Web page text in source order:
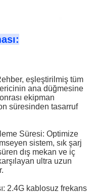
eşleştirilmiş tüm
ana düğmesine
ekipman
süresinden tasarruf
Süresi: Optimize
sistem, sık şarj
dış mekan ve iç
ultra uzun
2.4G kablosuz frekans